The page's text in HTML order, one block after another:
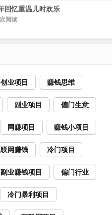
回忆重温儿时欢乐
阅读
创业项目 赚钱思维
副业项目 偏门生意
网赚项目 赚钱小项目
网赚钱 冷门项目
副业赚钱项目 偏门行业
冷门暴利项目